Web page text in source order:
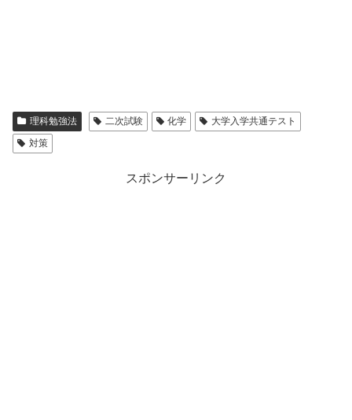
理科勉強法 二次試験 化学
大学入学共通テスト
対策
スポンサーリンク